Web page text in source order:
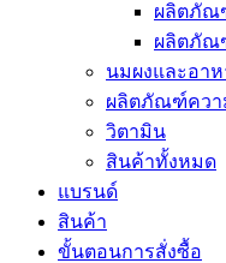
ผลิตภัณ
ผลิตภัณ
นมผงและอาห
ผลิตภัณฑ์ควา
วิตามิน
สินค้าทั้งหมด
แบรนด์
สินค้า
ขั้นตอนการสั่งซื้อ